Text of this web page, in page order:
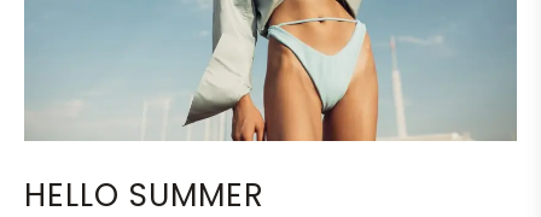
HELLO SUMMER